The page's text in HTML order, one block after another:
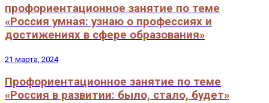
профориентационное занятие по теме
«Россия умная: узнаю о профессиях и
достижениях в сфере образования»
21 марта, 2024
Профориентационное занятие по теме
«Россия в развитии: было, стало, будет»